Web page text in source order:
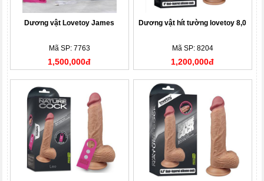
Dương vật Lovetoy James
Mã SP: 7763
1,500,000đ
Dương vật hít tường lovetoy 8,0
Mã SP: 8204
1,200,000đ